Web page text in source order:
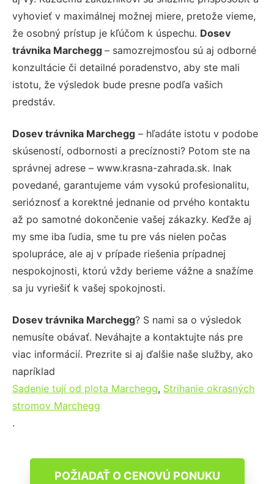
vyhovieť v maximálnej možnej miere, pretože vieme,
že osobný prístup je kľúčom k úspechu. Dosev
trávnika Marchegg – samozrejmosťou sú aj odborné
konzultácie či detailné poradenstvo, aby ste mali
istotu, že výsledok bude presne podľa vašich
predstáv.
Dosev trávnika Marchegg – hľadáte istotu v podobe
skúseností, odbornosti a precíznosti? Potom ste na
správnej adrese – www.krasna-zahrada.sk. Inak
povedané, garantujeme vám vysokú profesionalitu,
serióznosť a korektné jednanie od prvého kontaktu
až po samotné dokončenie vašej zákazky. Keďže aj
my sme iba ľudia, sme tu pre vás nielen počas
spolupráce, ale aj v prípade riešenia prípadnej
nespokojnosti, ktorú vždy berieme vážne a snažíme
sa ju vyriešiť k vašej spokojnosti.
Dosev trávnika Marchegg? S nami sa o výsledok
nemusíte obávať. Neváhajte a kontaktujte nás pre
viac informácií. Prezrite si aj ďalšie naše služby, ako
napríklad
Sadenie tují od plota Marchegg, Strihanie okrasných
stromov Marchegg
.
POŽIADAŤ O CENOVÚ PONUKU